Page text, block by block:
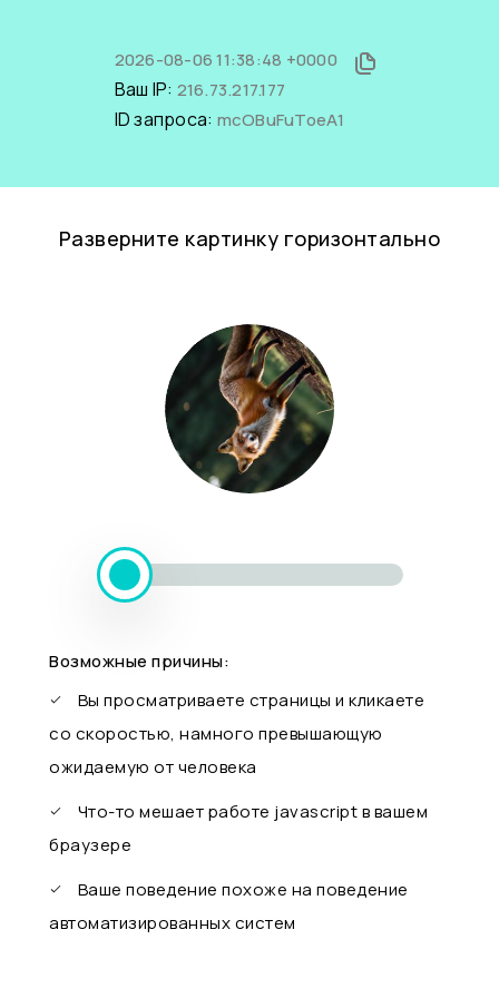
2026-08-06 11:38:48 +0000
Ваш IP: 216.73.217.177
ID запроса: mcOBuFuToeA1
Разверните картинку горизонтально
Возможные причины:
Вы просматриваете страницы и кликаете
со скоростью, намного превышающую
ожидаемую от человека
Что-то мешает работе javascript в вашем
браузере
Ваше поведение похоже на поведение
автоматизированных систем